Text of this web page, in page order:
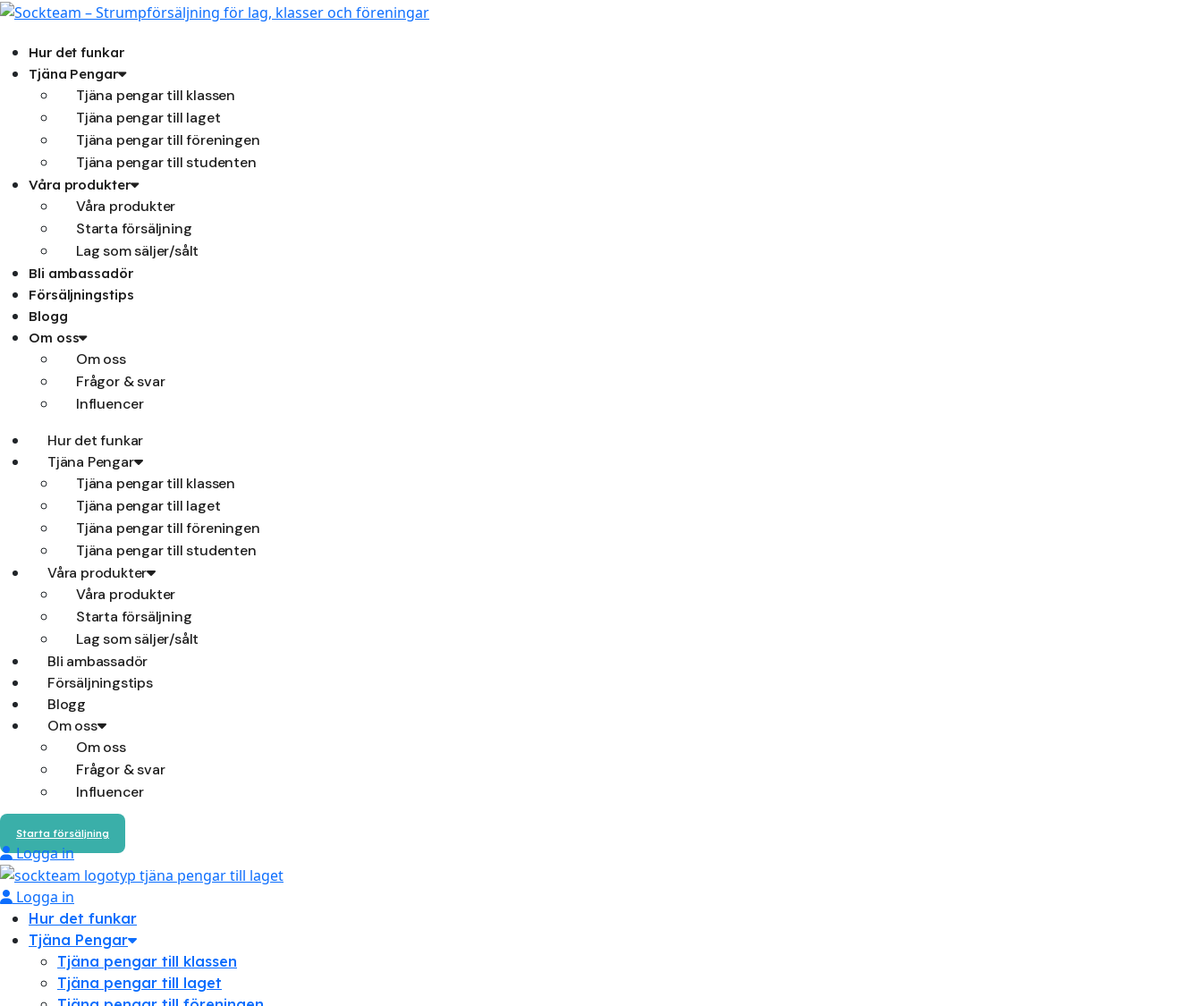
Hoppa
innehållHur det funkar
Tjäna Pengar
Tjäna pengar till klassen
Tjäna pengar till laget
Tjäna pengar till föreningen
Tjäna pengar till studenten
Våra produkter
Våra produkter
Starta försäljning
Lag som säljer/sålt
Bli ambassadör
Försäljningstips
Blogg
Om oss
Om oss
Frågor & svar
Influencer
Hur det funkar
Tjäna Pengar
Tjäna pengar till klassen
Tjäna pengar till laget
Tjäna pengar till föreningen
Tjäna pengar till studenten
Våra produkter
Våra produkter
Starta försäljning
Lag som säljer/sålt
Bli ambassadör
Försäljningstips
Blogg
Om oss
Om oss
Frågor & svar
Influencer
Starta försäljning
Logga in
Logga in
Hur det funkar
Tjäna Pengar
Tjäna pengar till klassen
Tjäna pengar till laget